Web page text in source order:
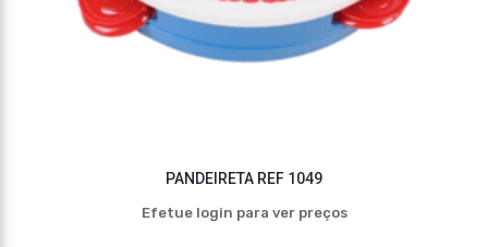
PANDEIRETA REF 1049
Efetue login para ver preços